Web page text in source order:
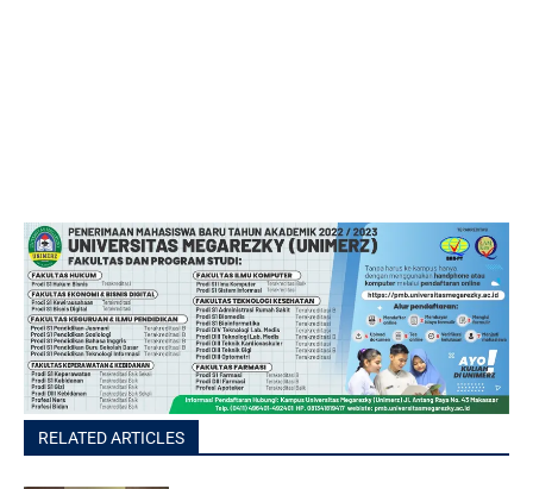
RELATED ARTICLES